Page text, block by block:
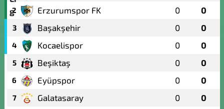
2 Erzurumspor FK 0 0
3 Başakşehir 0 0
4 Kocaelispor 0 0
5 Beşiktaş 0 0
6 Eyüpspor 0 0
7 Galatasaray 0 0